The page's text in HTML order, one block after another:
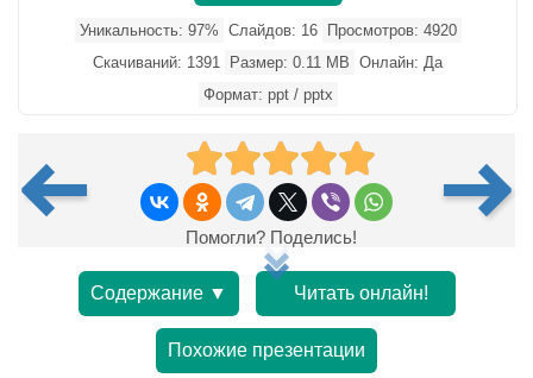
Уникальность: 97% Слайдов: 16
Просмотров: 4920
Скачиваний: 1391
Размер: 0.11 MB Онлайн: Да
Формат: ppt / pptx
Помогли? Поделись!
Содержание ▼ Читать онлайн!
Похожие презентации